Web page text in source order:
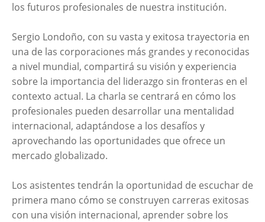
los futuros profesionales de nuestra institución.
Sergio Londoño, con su vasta y exitosa trayectoria en
una de las corporaciones más grandes y reconocidas
a nivel mundial, compartirá su visión y experiencia
sobre la importancia del liderazgo sin fronteras en el
contexto actual. La charla se centrará en cómo los
profesionales pueden desarrollar una mentalidad
internacional, adaptándose a los desafíos y
aprovechando las oportunidades que ofrece un
mercado globalizado.
Los asistentes tendrán la oportunidad de escuchar de
primera mano cómo se construyen carreras exitosas
con una visión internacional, aprender sobre los